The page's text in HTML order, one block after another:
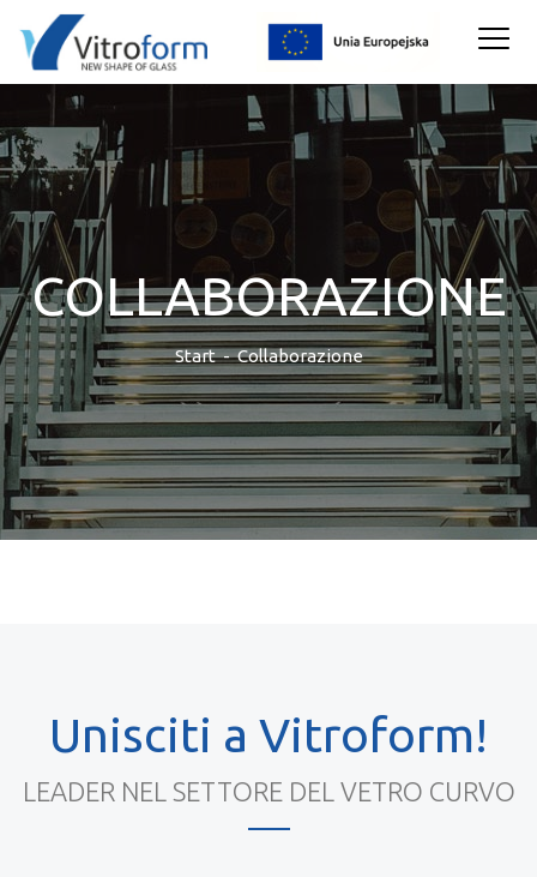
COLLABORAZIONE
Start-Collaborazione
Unisciti a Vitroform!
LEADER NEL SETTORE DEL VETRO CURVO